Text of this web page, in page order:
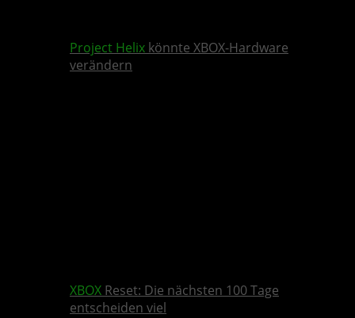
Project Helix könnte XBOX-Hardware
verändern
XBOX Reset: Die nächsten 100 Tage
entscheiden viel